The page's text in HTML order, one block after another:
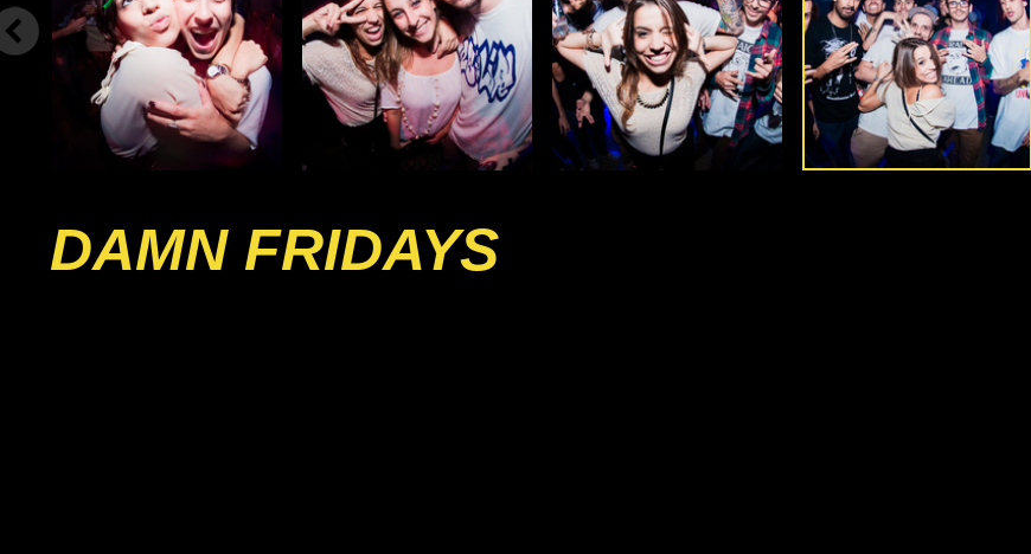
DAMN FRIDAYS